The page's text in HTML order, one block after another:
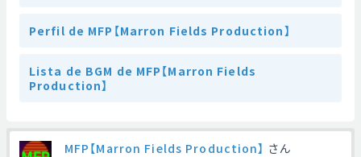
Perfil de MFP【Marron Fields Production】
Lista de BGM de MFP【Marron Fields
Production】
MFP【Marron Fields Production】 さん